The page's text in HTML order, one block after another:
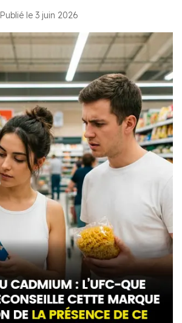
Publié le 3 juin 2026